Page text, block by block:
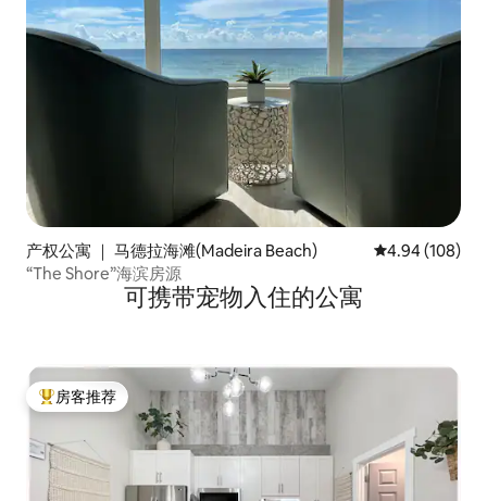
产权公寓 ｜ 马德拉海滩(Madeira Beach) 平均评分 4.94
4.94 (108)
“The Shore”海滨房源
可携带宠物入住的公寓
热门「房客推荐」
房客推荐